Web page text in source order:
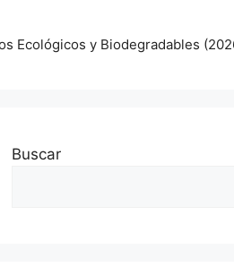
Ecológicos y Biodegradables
Buscar